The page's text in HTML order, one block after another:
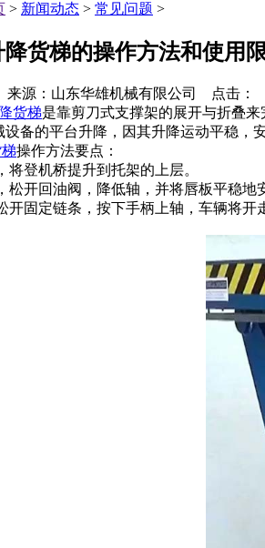
> 新闻动态 > 常见问题 >
货梯的操作方法和使用
来源：山东华雄机械有限公司 点击：
货梯是靠剪刀式支撑架的展开与折叠来
备的平台升降，因其升降运动平稳，
操作方法要点：
登机桥提升到托架的上层。
开回油阀，降低轴，并将唇板平稳地
固定链条，按下手柄上轴，车辆将开